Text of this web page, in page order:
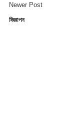
Newer Post
বিজ্ঞাপন